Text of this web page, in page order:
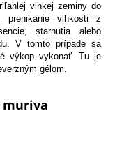
vlhkej zeminy do
prenikanie vlhkosti z
starnutia alebo
V tomto prípade sa
výkop vykonať. Tu je
gélom.
muriva